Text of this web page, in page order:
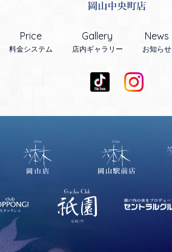
Price
料金システム
Gallery
店内ギャラリー
News
お知らせ